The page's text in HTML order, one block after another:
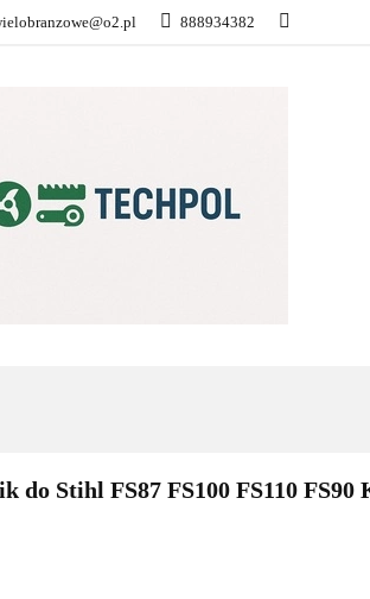
888934382
do Stihl FS87 FS100 FS110